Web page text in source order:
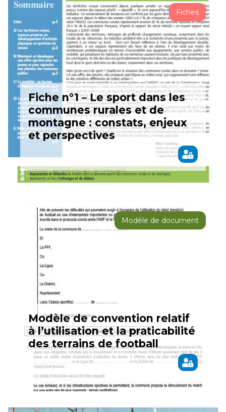
Fiches
Fiche n°1 – Le sport dans les
communes rurales et de
montagne : constats, enjeux
et perspectives
Modèle de document
Modèle de convention relatif
à l’utilisation et la praticabilité
des terrains de football